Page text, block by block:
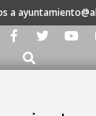
a
Buscar